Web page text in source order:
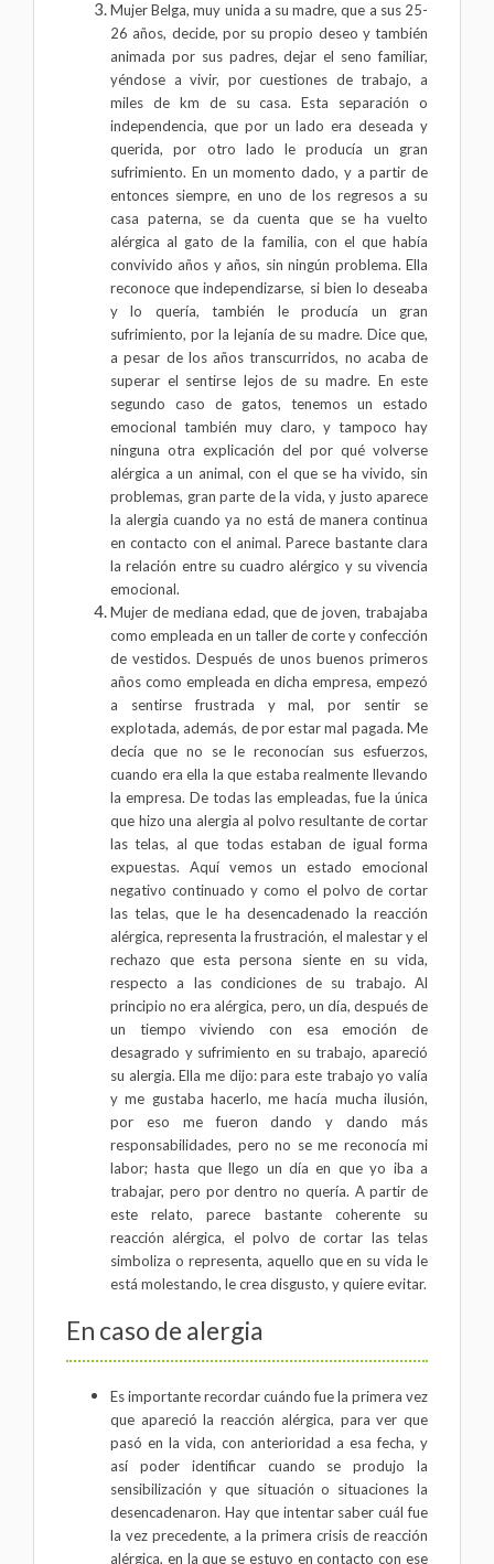
Mujer Belga, muy unida a su madre, que a sus 25-
26 años, decide, por su propio deseo y también
animada por sus padres, dejar el seno familiar,
yéndose a vivir, por cuestiones de trabajo, a
miles de km de su casa. Esta separación o
independencia, que por un lado era deseada y
querida, por otro lado le producía un gran
sufrimiento. En un momento dado, y a partir de
entonces siempre, en uno de los regresos a su
casa paterna, se da cuenta que se ha vuelto
alérgica al gato de la familia, con el que había
convivido años y años, sin ningún problema. Ella
reconoce que independizarse, si bien lo deseaba
y lo quería, también le producía un gran
sufrimiento, por la lejanía de su madre. Dice que,
a pesar de los años transcurridos, no acaba de
superar el sentirse lejos de su madre. En este
segundo caso de gatos, tenemos un estado
emocional también muy claro, y tampoco hay
ninguna otra explicación del por qué volverse
alérgica a un animal, con el que se ha vivido, sin
problemas, gran parte de la vida, y justo aparece
la alergia cuando ya no está de manera continua
en contacto con el animal. Parece bastante clara
la relación entre su cuadro alérgico y su vivencia
emocional.
Mujer de mediana edad, que de joven, trabajaba
como empleada en un taller de corte y confección
de vestidos. Después de unos buenos primeros
años como empleada en dicha empresa, empezó
a sentirse frustrada y mal, por sentir se
explotada, además, de por estar mal pagada. Me
decía que no se le reconocían sus esfuerzos,
cuando era ella la que estaba realmente llevando
la empresa. De todas las empleadas, fue la única
que hizo una alergia al polvo resultante de cortar
las telas, al que todas estaban de igual forma
expuestas. Aquí vemos un estado emocional
negativo continuado y como el polvo de cortar
las telas, que le ha desencadenado la reacción
alérgica, representa la frustración, el malestar y el
rechazo que esta persona siente en su vida,
respecto a las condiciones de su trabajo. Al
principio no era alérgica, pero, un día, después de
un tiempo viviendo con esa emoción de
desagrado y sufrimiento en su trabajo, apareció
su alergia. Ella me dijo: para este trabajo yo valía
y me gustaba hacerlo, me hacía mucha ilusión,
por eso me fueron dando y dando más
responsabilidades, pero no se me reconocía mi
labor; hasta que llego un día en que yo iba a
trabajar, pero por dentro no quería. A partir de
este relato, parece bastante coherente su
reacción alérgica, el polvo de cortar las telas
simboliza o representa, aquello que en su vida le
está molestando, le crea disgusto, y quiere evitar.
En caso de alergia
Es importante recordar cuándo fue la primera vez
que apareció la reacción alérgica, para ver que
pasó en la vida, con anterioridad a esa fecha, y
así poder identificar cuando se produjo la
sensibilización y que situación o situaciones la
desencadenaron. Hay que intentar saber cuál fue
la vez precedente, a la primera crisis de reacción
alérgica, en la que se estuvo en contacto con ese